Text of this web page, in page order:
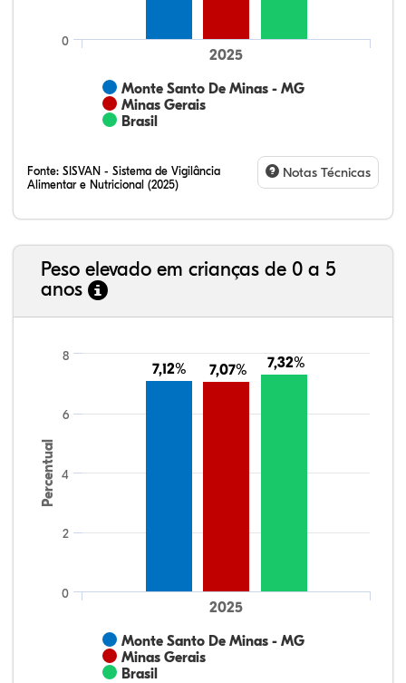
Monte Santo De Minas - MG
Minas Gerais
Brasil
2025
0
Fonte: SISVAN - Sistema de Vigilância
Alimentar e Nutricional (2025)
Notas Técnicas
Peso elevado em crianças de 0 a 5
anos
Percentual
7,12%
7,12% 7,07%
7,07% 7,32%
7,32%
Monte Santo De Minas - MG
Minas Gerais
Brasil
2025
0
2
4
6
8